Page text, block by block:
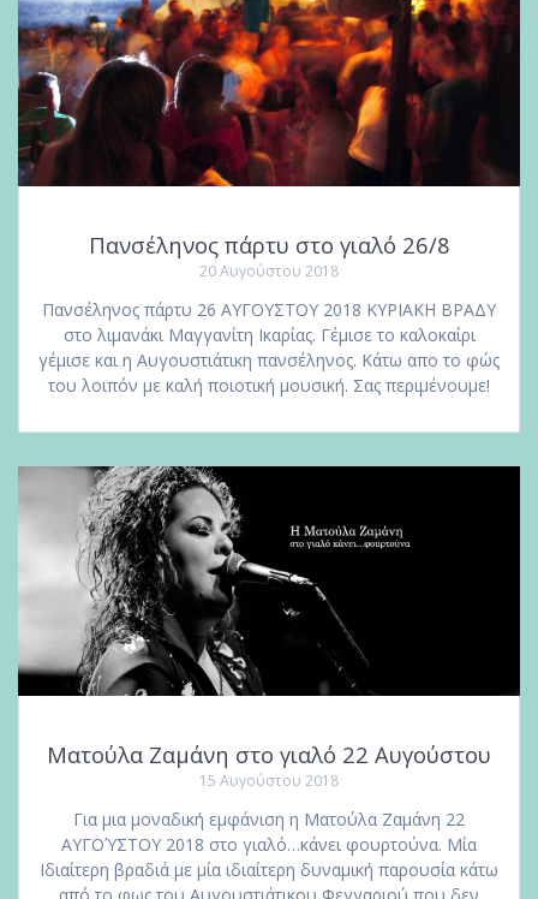
Πανσέληνος πάρτυ στο γιαλό 26/8
20 Αυγούστου 2018
Πανσέληνος πάρτυ 26 ΑΥΓΟΥΣΤΟΥ 2018 ΚΥΡΙΑΚΗ ΒΡΑΔΥ
στο λιμανάκι Μαγγανίτη Ικαρίας. Γέμισε το καλοκαίρι
γέμισε και η Αυγουστιάτικη πανσέληνος. Κάτω απο το φώς
του λοιπόν με καλή ποιοτική μουσική. Σας περιμένουμε!
Ματούλα Ζαμάνη στο γιαλό 22 Αυγούστου
15 Αυγούστου 2018
Για μια μοναδική εμφάνιση η Ματούλα Ζαμάνη 22
ΑΥΓΟΎΣΤΟΥ 2018 στο γιαλό…κάνει φουρτούνα. Μία
Ιδιαίτερη βραδιά με μία ιδιαίτερη δυναμική παρουσία κάτω